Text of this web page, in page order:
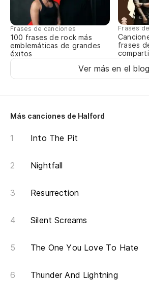
Frases de canciones
100 frases de rock más
emblemáticas de grandes
éxitos
Frases
frases
Ver más en el blog
Más canciones de Halford
Into The Pit
Nightfall
Resurrection
Silent Screams
The One You Love To Hate
Thunder And Lightning